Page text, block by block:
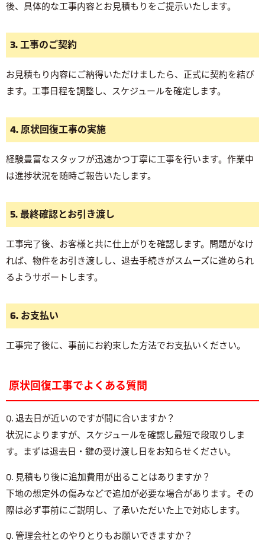
後、具体的な工事内容とお見積もりをご提示いたします。
3. 工事のご契約
お見積もり内容にご納得いただけましたら、正式に契約を結び
ます。工事日程を調整し、スケジュールを確定します。
4. 原状回復工事の実施
経験豊富なスタッフが迅速かつ丁寧に工事を行います。作業中
は進捗状況を随時ご報告いたします。
5. 最終確認とお引き渡し
工事完了後、お客様と共に仕上がりを確認します。問題がなけ
れば、物件をお引き渡しし、退去手続きがスムーズに進められ
るようサポートします。
6. お支払い
工事完了後に、事前にお約束した方法でお支払いください。
原状回復工事でよくある質問
Q. 退去日が近いのですが間に合いますか？
状況によりますが、スケジュールを確認し最短で段取りしま
す。まずは退去日・鍵の受け渡し日をお知らせください。
Q. 見積もり後に追加費用が出ることはありますか？
下地の想定外の傷みなどで追加が必要な場合があります。その
際は必ず事前にご説明し、了承いただいた上で対応します。
Q. 管理会社とのやりとりもお願いできますか？